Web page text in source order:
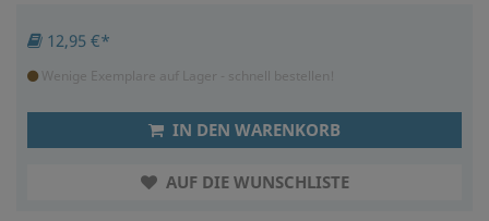
12,95 €*
Wenige Exemplare auf Lager - schnell bestellen!
IN DEN WARENKORB
AUF DIE WUNSCHLISTE